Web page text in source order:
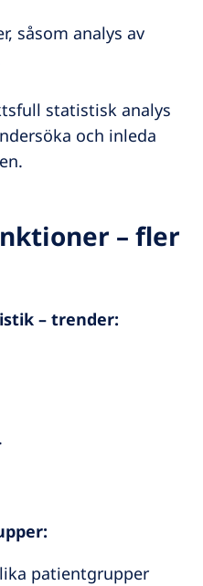
såsom analys av
statistisk analys
och inleda
– fler
– trender:
patientgrupper